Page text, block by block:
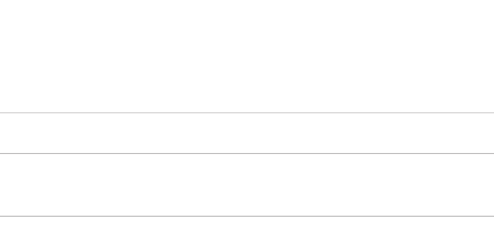
2026년 7월26일 미사